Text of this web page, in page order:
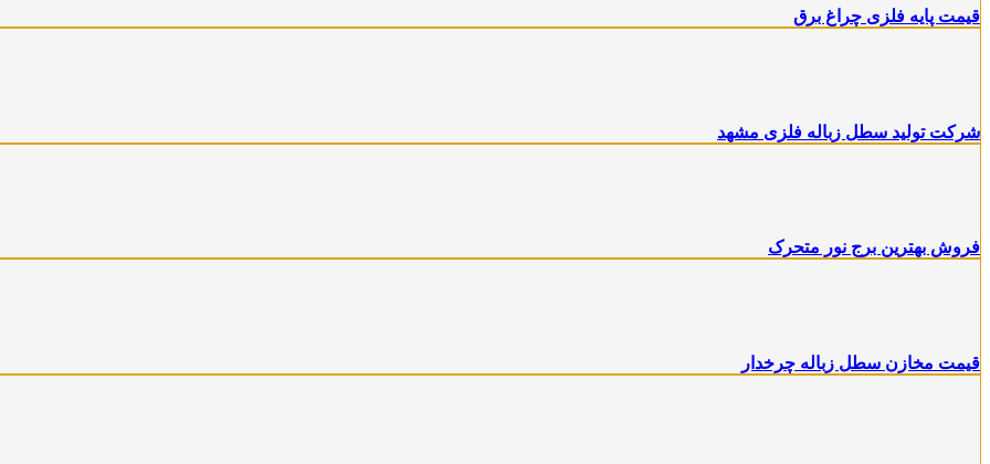
قیمت پایه فلزی چراغ برق
شرکت تولید سطل زباله فلزی مشهد
فروش بهترین برج نور متحرک
قیمت مخازن سطل زباله چرخدار